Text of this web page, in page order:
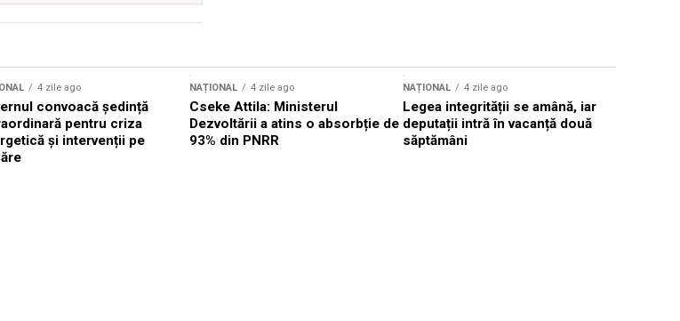
4 zile ago
convoacă ședință
pentru criza
și intervenții pe
NAȚIONAL 4 zile ago
Cseke Attila: Ministerul
Dezvoltării a atins o absorbție de
93% din PNRR
NAȚIONAL 4 zile ago
Legea integrității se amână, iar
deputații intră în vacanță două
săptămâni